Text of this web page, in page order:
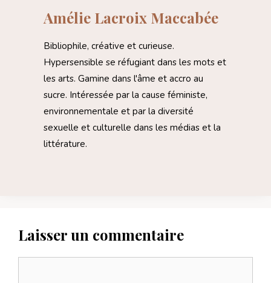
Amélie Lacroix Maccabée
Bibliophile, créative et curieuse.
Hypersensible se réfugiant dans les mots et
les arts. Gamine dans l'âme et accro au
sucre. Intéressée par la cause féministe,
environnementale et par la diversité
sexuelle et culturelle dans les médias et la
littérature.
Laisser un commentaire